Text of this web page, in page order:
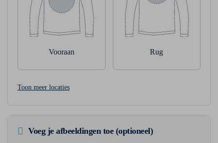
Vooraan Rug
Toon meer locaties
Voeg je afbeeldingen toe (optioneel)